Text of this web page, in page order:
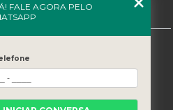
Home
Sobre nós
Serviços
FALE AGORA PELO